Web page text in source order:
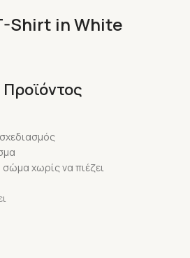
Shirt in White
σώμα χωρίς να πιέζει